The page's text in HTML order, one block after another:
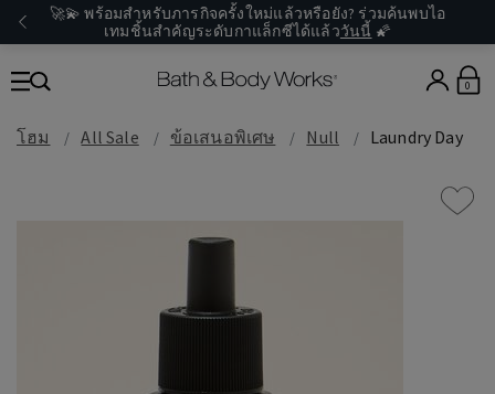
🚀💫 พร้อมสำหรับภารกิจครั้งใหม่แล้วหรือยัง? ร่วมค้นพบไอ
เทมชิ้นสำคัญระดับกาแล็กซีได้แล้ววันนี้ 🌠
0
โฮม All Sale ข้อเสนอพิเศษ Null Laundry Day